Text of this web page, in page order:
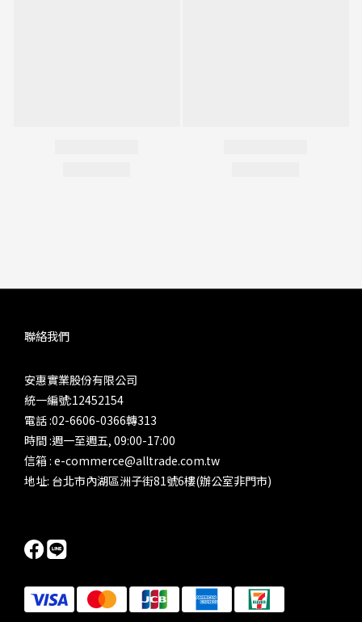
聯絡我們
安惠實業股份有限公司
統一編號:12452154
電話 :02-6606-0366轉313
時間 :週一至週五, 09:00-17:00
信箱 : e-commerce@alltrade.com.tw
地址: 台北市內湖區洲子街81號6樓(辦公室非門市)